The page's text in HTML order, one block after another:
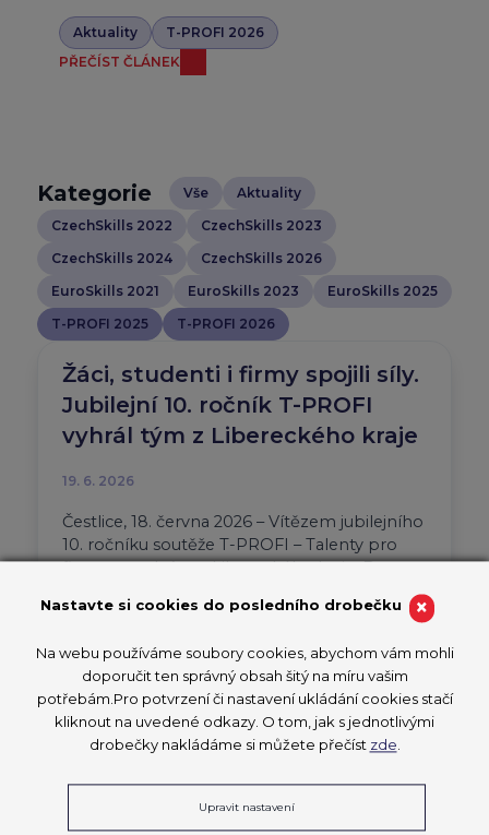
Aktuality
T-PROFI 2026
PŘEČÍST ČLÁNEK
Kategorie Vše
Aktuality
CzechSkills 2022
CzechSkills 2023
CzechSkills 2024
CzechSkills 2026
EuroSkills 2021
EuroSkills 2023
EuroSkills 2025
T-PROFI 2025
T-PROFI 2026
Žáci, studenti i firmy spojili síly.
Jubilejní 10. ročník T-PROFI
vyhrál tým z Libereckého kraje
19. 6. 2026
Čestlice, 18. června 2026 – Vítězem jubilejního
10. ročníku soutěže T-PROFI – Talenty pro
firmy se stal tým z Libereckého kraje. Do
PŘEČÍST ČLÁNEK
Devatenáctiletý vítěz
CzechSkills studuje dva obory.
×
Nastavte si cookies do posledního drobečku
Na webu používáme soubory cookies, abychom vám mohli
doporučit ten správný obsah šitý na míru vašim
potřebám.Pro potvrzení či nastavení ukládání cookies stačí
kliknout na uvedené odkazy. O tom, jak s jednotlivými
drobečky nakládáme si můžete přečíst zde
Upravit nastavení